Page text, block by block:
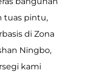
tuas pintu,
di Zona
Ningbo,
kami